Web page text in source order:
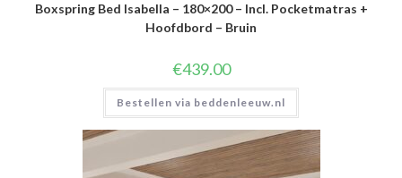
Boxspring Bed Isabella – 180×200 – Incl. Pocketmatras +
Hoofdbord – Bruin
€439.00
Bestellen via beddenleeuw.nl